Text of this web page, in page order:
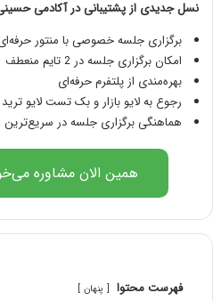
نسل جدیدی از پشتیبانی در آکادمی
برگزاری جلسه خصوصی با منتور
امکان برگزاری جلسه در 2 تایم منعطف
بهره‌مندی از پلتفرم حرفه‌ای
رجوع به لایو بازار و بک تست لایو ترید
هماهنگی برگزاری جلسه در
همین الان مشاوره
فهرست محتوا پنهان